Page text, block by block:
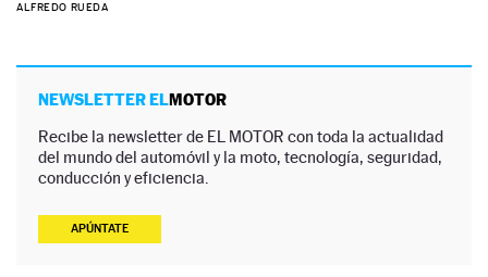
ALFREDO RUEDA
NEWSLETTER ELMOTOR
Recibe la newsletter de EL MOTOR con toda la actualidad
del mundo del automóvil y la moto, tecnología, seguridad,
conducción y eficiencia.
APÚNTATE